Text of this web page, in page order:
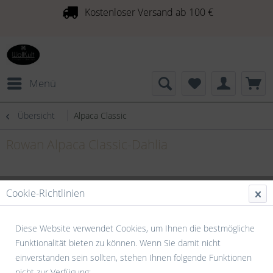
Kostenloser Versand ab 100 €
Menü
Übersicht Alpaca Classic
Cookie-Richtlinien
Diese Website verwendet Cookies, um Ihnen die bestmögliche
Funktionalität bieten zu können. Wenn Sie damit nicht
einverstanden sein sollten, stehen Ihnen folgende Funktionen